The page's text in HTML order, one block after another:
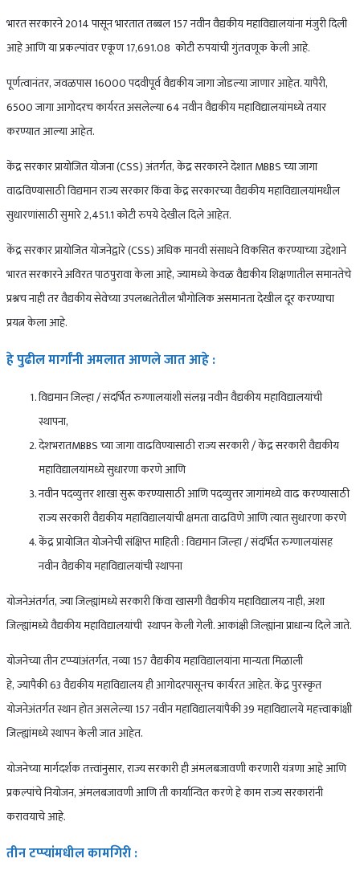
भारत सरकारने 2014 पासून भारतात तब्बल 157 नवीन वैद्यकीय महाविद्यालयांना मंजुरी दिली
आहे आणि या प्रकल्पांवर एकूण 17,691.08 कोटी रुपयांची गुंतवणूक केली आहे.
पूर्णत्वानंतर, जवळपास 16000 पदवीपूर्व वैद्यकीय जागा जोडल्या जाणार आहेत. यापैरी,
6500 जागा आगोदरच कार्यरत असलेल्या 64 नवीन वैद्यकीय महाविद्यालयांमध्ये तयार
करण्यात आल्या आहेत.
केंद्र सरकार प्रायोजित योजना (CSS) अंतर्गत, केंद्र सरकारने देशात MBBS च्या जागा
वाढविण्यासाठी विद्यमान राज्य सरकार किंवा केंद्र सरकारच्या वैद्यकीय महाविद्यालयांमधील
सुधारणांसाठी सुमारे 2,451.1 कोटी रुपये देखील दिले आहेत.
केंद्र सरकार प्रायोजित योजनेद्वारे (CSS) अधिक मानवी संसाधने विकसित करण्याच्या उद्देशाने
भारत सरकारने अविरत पाठपुरावा केला आहे, ज्यामध्ये केवळ वैद्यकीय शिक्षणातील समानतेचे
प्रश्नच नाही तर वैद्यकीय सेवेच्या उपलब्धतेतील भौगोलिक असमानता देखील दूर करण्याचा
प्रयत्न केला आहे.
हे पुढील मार्गांनी अमलात आणले जात आहे :
विद्यमान जिल्हा / संदर्भित रुग्णालयांशी संलग्न नवीन वैद्यकीय महाविद्यालयांची
स्थापना,
देशभरातMBBS च्या जागा वाढविण्यासाठी राज्य सरकारी / केंद्र सरकारी वैद्यकीय
महाविद्यालयांमध्ये सुधारणा करणे आणि
नवीन पदव्युत्तर शाखा सुरू करण्यासाठी आणि पदव्युत्तर जागांमध्ये वाढ करण्यासाठी
राज्य सरकारी वैद्यकीय महाविद्यालयांची क्षमता वाढविणे आणि त्यात सुधारणा करणे
केंद्र प्रायोजित योजनेची संक्षिप्त माहिती : विद्यमान जिल्हा / संदर्भित रुग्णालयांसह
नवीन वैद्यकीय महाविद्यालयांची स्थापना
योजनेअंतर्गत, ज्या जिल्ह्यांमध्ये सरकारी किंवा खासगी वैद्यकीय महाविद्यालय नाही, अशा
जिल्ह्यांमध्ये वैद्यकीय महाविद्यालयांची स्थापन केली गेली. आकांक्षी जिल्ह्यांना प्राधान्य दिले जाते.
योजनेच्या तीन टप्प्यांअंतर्गत, नव्या 157 वैद्यकीय महाविद्यालयांना मान्यता मिळाली
हे, ज्यापैकी 63 वैद्यकीय महाविद्यालय ही आगोदरपासूनच कार्यरत आहेत. केंद्र पुरस्कृत
योजनेअंतर्गत स्थान होत असलेल्या 157 नवीन महाविद्यालयांपैकी 39 महाविद्यालये महत्त्वाकांक्षी
जिल्ह्यांमध्ये स्थापन केली जात आहेत.
योजनेच्या मार्गदर्शक तत्त्वांनुसार, राज्य सरकारी ही अंमलबजावणी करणारी यंत्रणा आहे आणि
प्रकल्पांचे नियोजन, अंमलबजावणी आणि ती कार्यान्वित करणे हे काम राज्य सरकारांनी
करावयाचे आहे.
तीन टप्प्यांमधील कामगिरी :